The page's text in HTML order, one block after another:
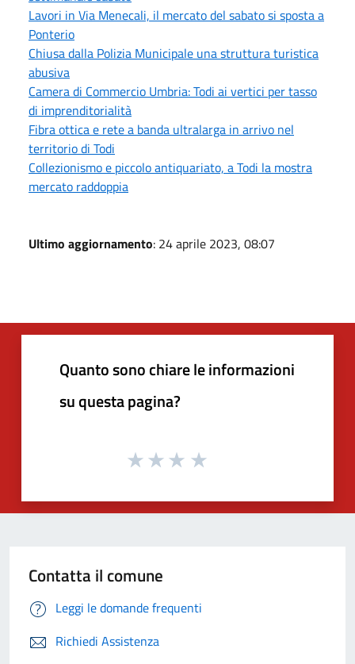
Lavori in Via Menecali, il mercato del sabato si sposta a
Ponterio
Chiusa dalla Polizia Municipale una struttura turistica
abusiva
Camera di Commercio Umbria: Todi ai vertici per tasso
di imprenditorialità
Fibra ottica e rete a banda ultralarga in arrivo nel
territorio di Todi
Collezionismo e piccolo antiquariato, a Todi la mostra
mercato raddoppia
Ultimo aggiornamento: 24 aprile 2023, 08:07
Quanto sono chiare le informazioni
su questa pagina?
Contatta il comune
Leggi le domande frequenti
Richiedi Assistenza